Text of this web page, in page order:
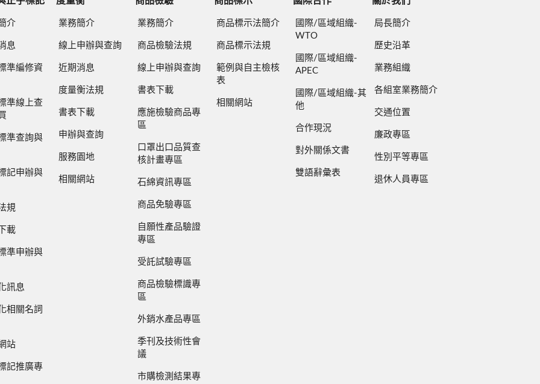
介
息
準編修資
準線上查
準查詢與
記申辦與
規
載
準申辦與
訊息
相關名詞
站
記推廣專
業務簡介
線上申辦與查詢
近期消息
度量衡法規
書表下載
申辦與查詢
服務園地
相關網站
業務簡介
商品檢驗法規
線上申辦與查詢
書表下載
應施檢驗商品專
區
口罩出口品質查
核計畫專區
石綿資訊專區
商品免驗專區
自願性產品驗證
專區
受託試驗專區
商品檢驗標識專
區
外銷水產品專區
季刊及技術性會
議
市購檢測結果專
商品標示法簡介
商品標示法規
範例與自主檢核
表
相關網站
國際/區域組織-
WTO
國際/區域組織-
APEC
國際/區域組織-其
他
合作現況
對外關係文書
雙語辭彙表
局長簡介
歷史沿革
業務組織
各組室業務簡介
交通位置
廉政專區
性別平等專區
退休人員專區